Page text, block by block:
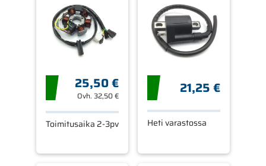
25,50 €
Ovh. 32,50 €
Toimitusaika 2-3pv
21,25 €
Heti varastossa